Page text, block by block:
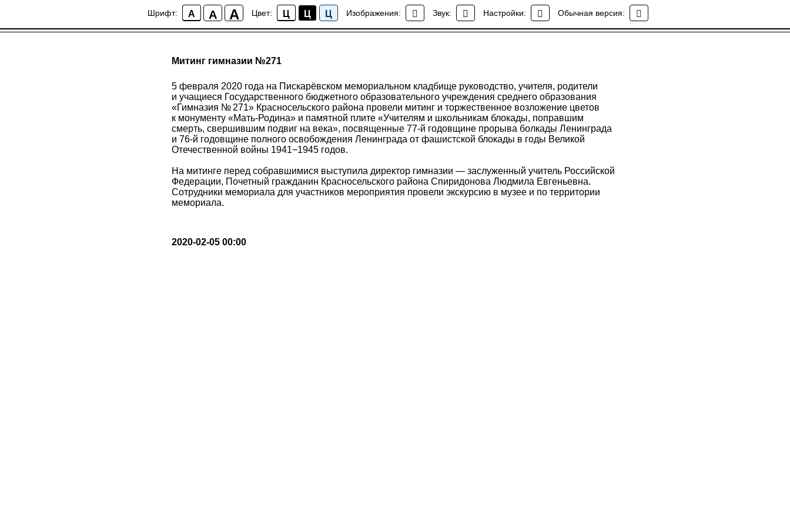
Шрифт: A A A Цвет: Ц Ц Ц Изображения: Звук: Настройки: Обычная версия:
Новости
Митинг гимназии №271
5 февраля 2020 года на Пискарёвском мемориальном кладбище руководство, учителя, родители
и учащиеся Государственного бюджетного образовательного учреждения среднего образования
«Гимназия № 271» Красносельского района провели митинг и торжественное возложение цветов
к монументу «Мать-Родина» и памятной плите «Учителям и школьникам блокады, поправшим
смерть, свершившим подвиг на века», посвященные 77-й годовщине прорыва болкады Ленинграда
и 76-й годовщине полного освобождения Ленинграда от фашистской блокады в годы Великой
Отечественной войны 1941−1945 годов.
На митинге перед собравшимися выступила директор гимназии — заслуженный учитель Российской
Федерации, Почетный гражданин Красносельского района Спиридонова Людмила Евгеньевна.
Сотрудники мемориала для участников мероприятия провели экскурсию в музее и по территории
мемориала.
2020-02-05 00:00